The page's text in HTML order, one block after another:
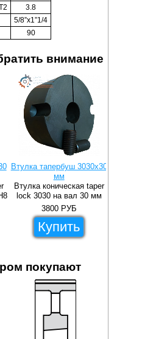
3.8
5/8”x1”1/4
90
внимание
Втулка тапербуш 3030x30
мм
Втулка коническая taper
lock 3030 на вал 30 мм
3800 РУБ
Купить
покупают